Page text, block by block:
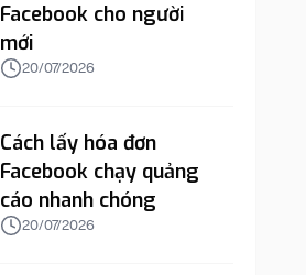
Facebook cho người
mới
20/07/2026
Cách lấy hóa đơn
Facebook chạy quảng
cáo nhanh chóng
20/07/2026